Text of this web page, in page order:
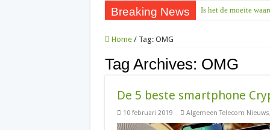
Breaking News Is het de moeite
Home / Tag: OMG
Tag Archives: OMG
De 5 beste smartphone
10 februari 2019 Algemeen Telecom Nieuws,